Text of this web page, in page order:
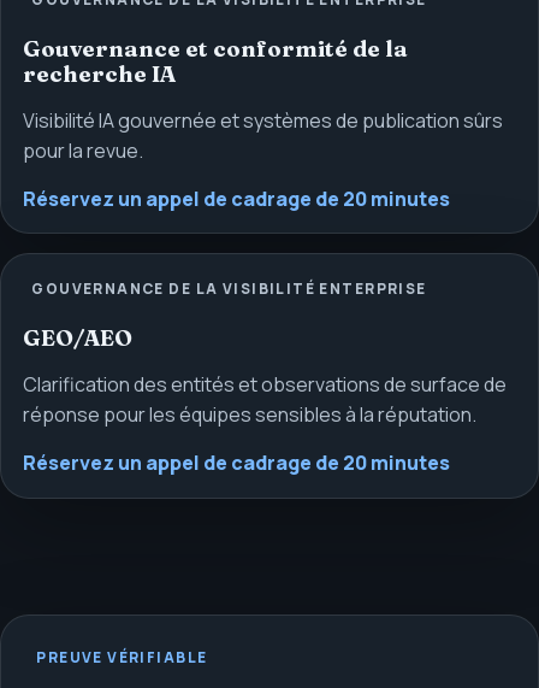
Gouvernance et conformité de la
recherche IA
Visibilité IA gouvernée et systèmes de publication sûrs
pour la revue.
Réservez un appel de cadrage de 20 minutes
GOUVERNANCE DE LA VISIBILITÉ ENTERPRISE
GEO/AEO
Clarification des entités et observations de surface de
réponse pour les équipes sensibles à la réputation.
Réservez un appel de cadrage de 20 minutes
PREUVE VÉRIFIABLE